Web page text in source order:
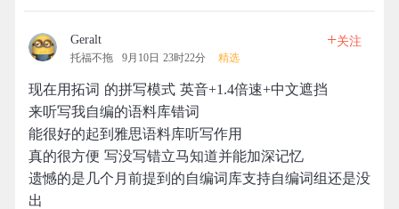
Geralt
托福不拖 9月10日 23时22分 精选
+关注
现在用拓词 的拼写模式 英音+1.4倍速+中文遮挡
来听写我自编的语料库错词
能很好的起到雅思语料库听写作用
真的很方便 写没写错立马知道并能加深记忆
遗憾的是几个月前提到的自编词库支持自编词组还是没
出